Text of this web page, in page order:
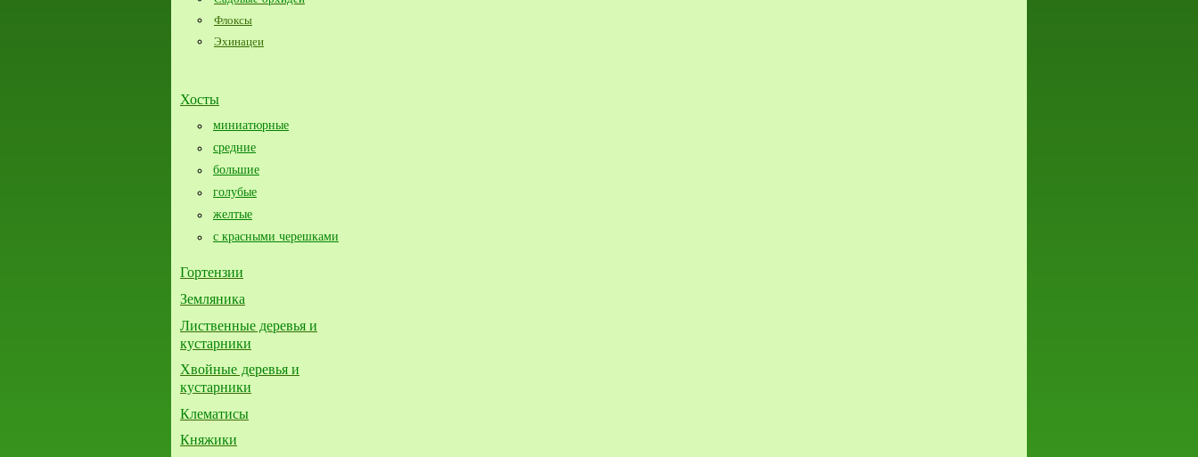
Флоксы
Эхинацеи
Хосты
миниатюрные
средние
большие​
голубые
желтые
с красными черешками
Гортензии
Земляника
Лиственные деревья и
кустарники
Хвойные деревья и
кустарники
Клематисы
Княжики